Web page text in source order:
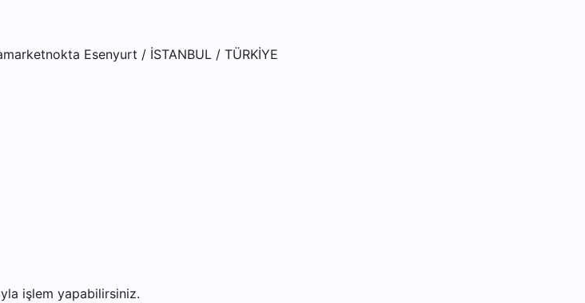
Esenyurt / İSTANBUL / TÜRKİYE
işlem yapabilirsiniz.